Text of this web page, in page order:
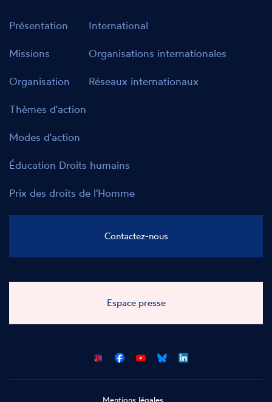
Présentation
Missions
Organisation
Thèmes d'action
Modes d'action
International
Organisations internationales
Réseaux internationaux
Éducation Droits humains
Prix des droits de l'Homme
Contactez-nous
Espace presse
CNCDHCNCDHCNCDHCNCDH
Mentions légales